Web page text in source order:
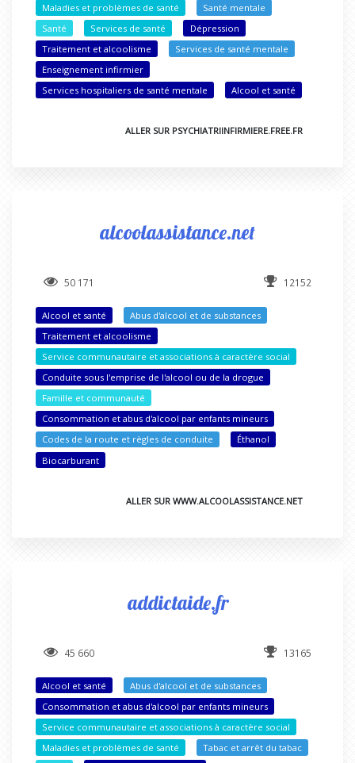
Maladies et problèmes de santé
Santé mentale
Santé
Services de santé
Dépression
Traitement et alcoolisme
Services de santé mentale
Enseignement infirmier
Services hospitaliers de santé mentale
Alcool et santé
ALLER SUR PSYCHIATRIINFIRMIERE.FREE.FR
alcoolassistance.net
50 171 12152
Alcool et santé
Abus d'alcool et de substances
Traitement et alcoolisme
Service communautaire et associations à caractère social
Conduite sous l'emprise de l'alcool ou de la drogue
Famille et communauté
Consommation et abus d'alcool par enfants mineurs
Codes de la route et règles de conduite
Éthanol
Biocarburant
ALLER SUR WWW.ALCOOLASSISTANCE.NET
addictaide.fr
45 660 13165
Alcool et santé
Abus d'alcool et de substances
Consommation et abus d'alcool par enfants mineurs
Service communautaire et associations à caractère social
Maladies et problèmes de santé
Tabac et arrêt du tabac